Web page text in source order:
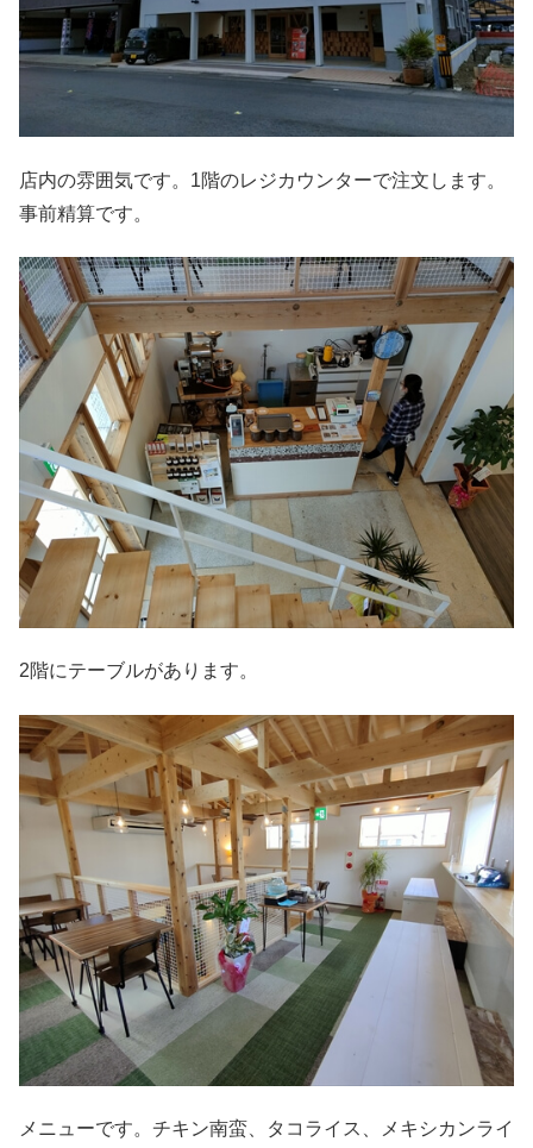
店内の雰囲気です。1階のレジカウンターで注文します。
事前精算です。
2階にテーブルがあります。
メニューです。チキン南蛮、タコライス、メキシカンライ